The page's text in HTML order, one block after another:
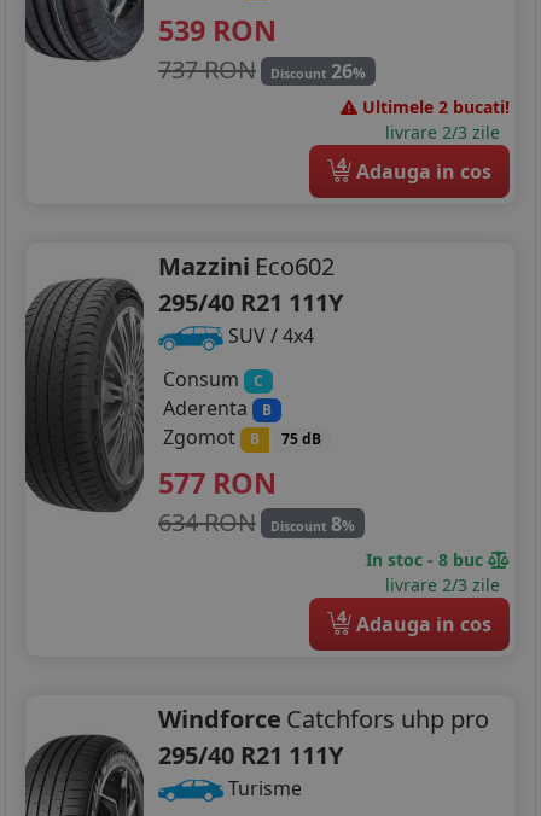
539 RON
737 RON Discount 26%
Ultimele 2 bucati!
livrare 2/3 zile
4 Adauga in cos
Mazzini Eco602
295/40 R21 111Y
SUV / 4x4
Consum
C
Aderenta B
Zgomot B 75 dB
577 RON
634 RON Discount 8%
In stoc - 8 buc
livrare 2/3 zile
4 Adauga in cos
Windforce Catchfors uhp pro
295/40 R21 111Y
Turisme